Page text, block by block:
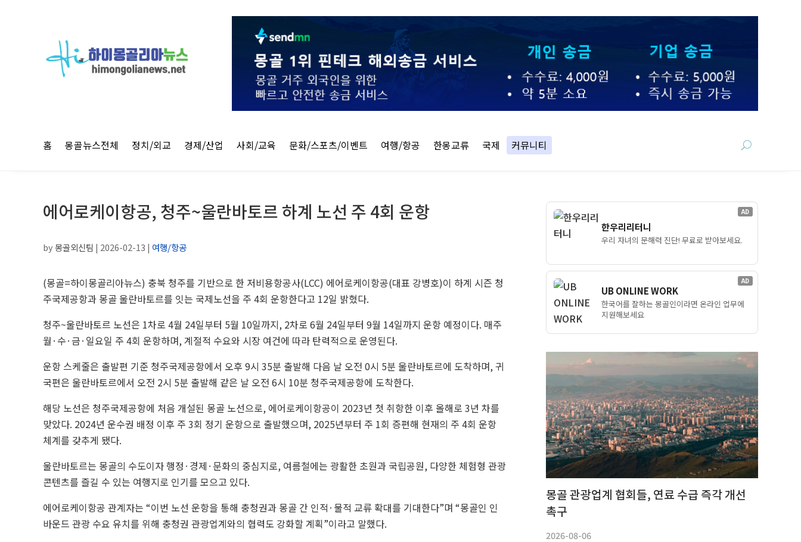
홈 몽골뉴스전체 정치/외교 경제/산업 사회/교육 문화/스포츠/이벤트 여행/항공 한몽교류 국제 커뮤니티
에어로케이항공, 청주~울란바토르 하계 노선 주 4회 운항
by몽골외신팀 | 2026-02-13 | 여행/항공
(몽골=하이몽골리아뉴스) 충북 청주를 기반으로 한 저비용항공사(LCC) 에어로케이항공(대표 강병호)이 하계 시즌 청
주국제공항과 몽골 울란바토르를 잇는 국제노선을 주 4회 운항한다고 12일 밝혔다.
청주~울란바토르 노선은 1차로 4월 24일부터 5월 10일까지, 2차로 6월 24일부터 9월 14일까지 운항 예정이다. 매주
월·수·금·일요일 주 4회 운항하며, 계절적 수요와 시장 여건에 따라 탄력적으로 운영된다.
운항 스케줄은 출발편 기준 청주국제공항에서 오후 9시 35분 출발해 다음 날 오전 0시 5분 울란바토르에 도착하며, 귀
국편은 울란바토르에서 오전 2시 5분 출발해 같은 날 오전 6시 10분 청주국제공항에 도착한다.
해당 노선은 청주국제공항에 처음 개설된 몽골 노선으로, 에어로케이항공이 2023년 첫 취항한 이후 올해로 3년 차를
맞았다. 2024년 운수권 배정 이후 주 3회 정기 운항으로 출발했으며, 2025년부터 주 1회 증편해 현재의 주 4회 운항
체계를 갖추게 됐다.
울란바토르는 몽골의 수도이자 행정·경제·문화의 중심지로, 여름철에는 광활한 초원과 국립공원, 다양한 체험형 관광
콘텐츠를 즐길 수 있는 여행지로 인기를 모으고 있다.
에어로케이항공 관계자는 “이번 노선 운항을 통해 충청권과 몽골 간 인적·물적 교류 확대를 기대한다”며 “몽골인 인
바운드 관광 수요 유치를 위해 충청권 관광업계와의 협력도 강화할 계획”이라고 말했다.
AD
한우리리터니
우리 자녀의 문해력 진단! 무료로 받아보세요.
AD
UB ONLINE WORK
한국어를 잘하는 몽골인이라면 온라인 업무에
지원해보세요
몽골 관광업계 협회들, 연료 수급 즉각 개선
촉구
2026-08-06